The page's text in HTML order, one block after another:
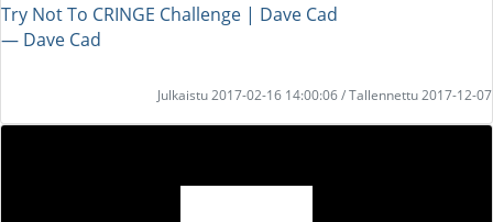
Try Not To CRINGE Challenge | Dave Cad
― Dave Cad
Julkaistu 2017-02-16 14:00:06 / Tallennettu 2017-12-07